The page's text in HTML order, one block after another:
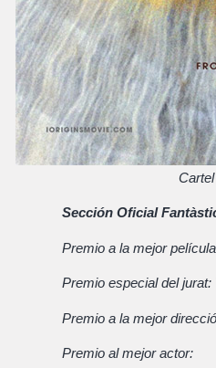
Sección Oficial
Premio a la mejor
Premio especial del jurat:
Premio a la mejor
Premio al mejor actor: